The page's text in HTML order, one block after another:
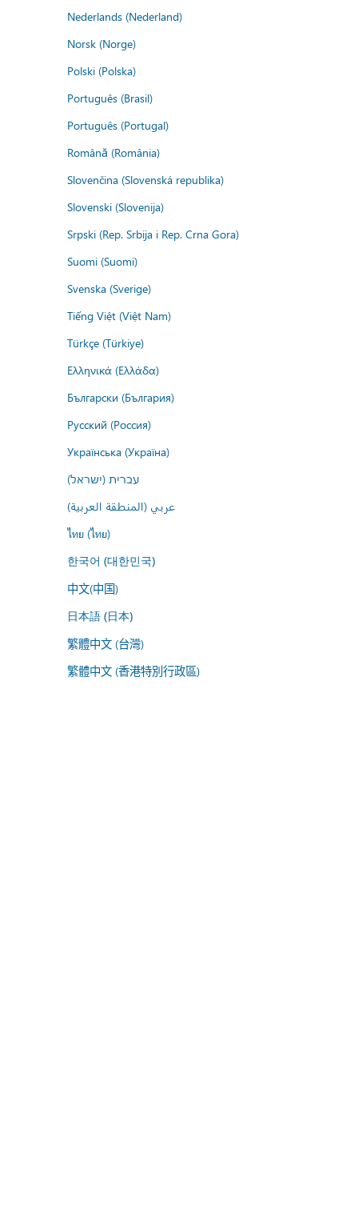
Nederlands (Nederland)
Norsk (Norge)
Polski (Polska)
Português (Brasil)
Português (Portugal)
Română (România)
Slovenčina (Slovenská republika)
Slovenski (Slovenija)
Srpski (Rep. Srbija i Rep. Crna Gora)
Suomi (Suomi)
Svenska (Sverige)
Tiếng Việt (Việt Nam)
Türkçe (Türkiye)
Ελληνικά (Ελλάδα)
Български (България)
Русский (Россия)
Українська (Україна)
עברית (ישראל)
عربي (المنطقة العربية)
ไทย (ไทย)
한국어 (대한민국)
中文(中国)
日本語 (日本)
繁體中文 (台灣)
繁體中文 (香港特別行政區)